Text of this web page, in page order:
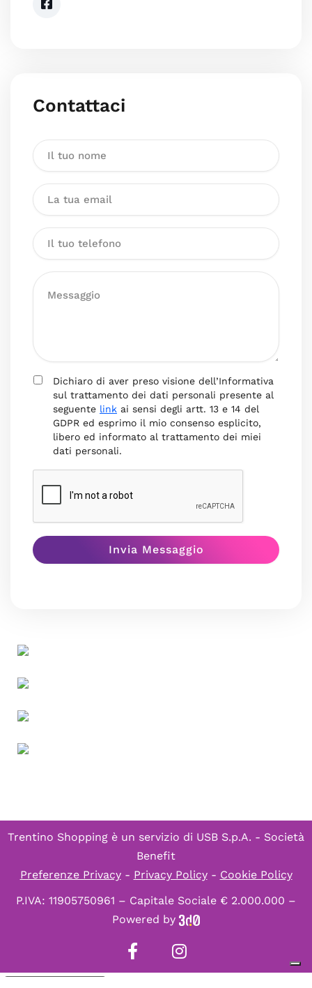
Contattaci
Dichiaro di aver preso visione dell’Informativa
sul trattamento dei dati personali presente al
seguente link ai sensi degli artt. 13 e 14 del
GDPR ed esprimo il mio consenso esplicito,
libero ed informato al trattamento dei miei
dati personali.
Trentino Shopping è un servizio di USB S.p.A. - Società
Benefit
Preferenze Privacy- Privacy Policy- Cookie Policy
P.IVA: 11905750961 – Capitale Sociale € 2.000.000 –
Powered by